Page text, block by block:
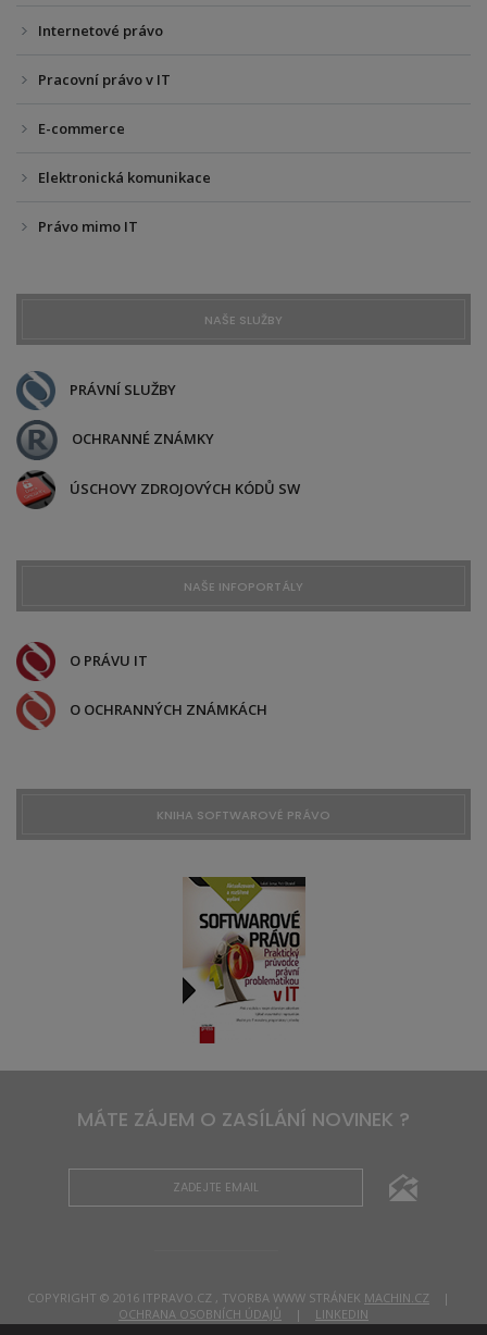
Internetové právo
Pracovní právo v IT
E-commerce
Elektronická komunikace
Právo mimo IT
NAŠE SLUŽBY
PRÁVNÍ SLUŽBY
OCHRANNÉ ZNÁMKY
ÚSCHOVY ZDROJOVÝCH KÓDŮ SW
NAŠE INFOPORTÁLY
O PRÁVU IT
O OCHRANNÝCH ZNÁMKÁCH
KNIHA SOFTWAROVÉ PRÁVO
MÁTE ZÁJEM O ZASÍLÁNÍ NOVINEK ?
COPYRIGHT © 2016 ITPRAVO.CZ , TVORBA WWW STRÁNEK MACHIN.CZ |
OCHRANA OSOBNÍCH ÚDAJŮ | LINKEDIN